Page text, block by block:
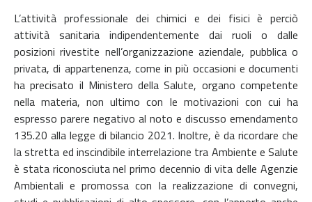
L’attività professionale dei chimici e dei fisici è perciò
attività sanitaria indipendentemente dai ruoli o dalle
posizioni rivestite nell’organizzazione aziendale, pubblica o
privata, di appartenenza, come in più occasioni e documenti
ha precisato il Ministero della Salute, organo competente
nella materia, non ultimo con le motivazioni con cui ha
espresso parere negativo al noto e discusso emendamento
135.20 alla legge di bilancio 2021. Inoltre, è da ricordare che
la stretta ed inscindibile interrelazione tra Ambiente e Salute
è stata riconosciuta nel primo decennio di vita delle Agenzie
Ambientali e promossa con la realizzazione di convegni,